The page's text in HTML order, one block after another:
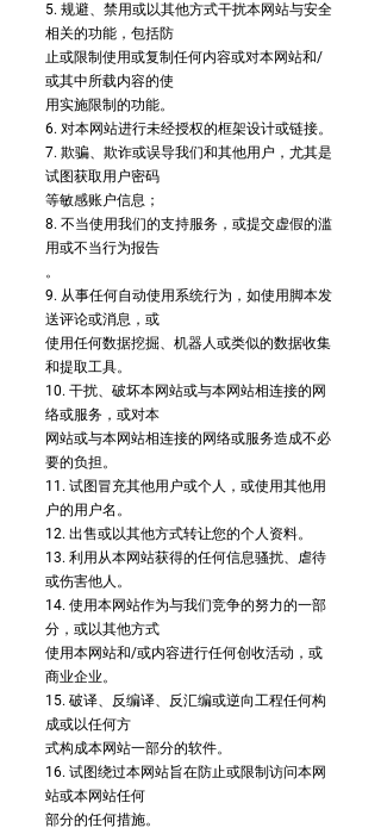
5. 规避、禁用或以其他方式干扰本网站与安全
相关的功能，包括防
止或限制使用或复制任何内容或对本网站和/
或其中所载内容的使
用实施限制的功能。
6. 对本网站进行未经授权的框架设计或链接。
7. 欺骗、欺诈或误导我们和其他用户，尤其是
试图获取用户密码
等敏感账户信息；
8. 不当使用我们的支持服务，或提交虚假的滥
用或不当行为报告
。
9. 从事任何自动使用系统行为，如使用脚本发
送评论或消息，或
使用任何数据挖掘、机器人或类似的数据收集
和提取工具。
10. 干扰、破坏本网站或与本网站相连接的网
络或服务，或对本
网站或与本网站相连接的网络或服务造成不必
要的负担。
11. 试图冒充其他用户或个人，或使用其他用
户的用户名。
12. 出售或以其他方式转让您的个人资料。
13. 利用从本网站获得的任何信息骚扰、虐待
或伤害他人。
14. 使用本网站作为与我们竞争的努力的一部
分，或以其他方式
使用本网站和/或内容进行任何创收活动，或
商业企业。
15. 破译、反编译、反汇编或逆向工程任何构
成或以任何方
式构成本网站一部分的软件。
16. 试图绕过本网站旨在防止或限制访问本网
站或本网站任何
部分的任何措施。